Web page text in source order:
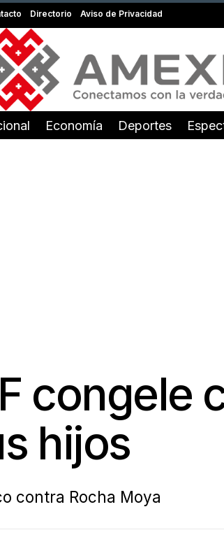
Directorio Aviso de Privacidad
Economía Deportes
congele
hijos
contra Rocha Moya